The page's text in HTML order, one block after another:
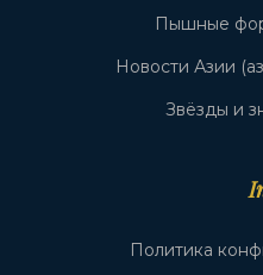
Пышные
Новости Азии
Звёзды и
Политика